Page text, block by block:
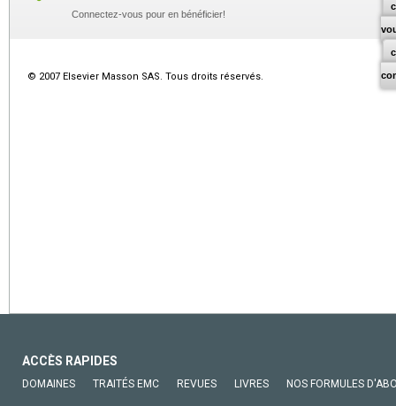
Connectez-vous pour en bénéficier!
© 2007 Elsevier Masson SAS. Tous droits réservés.
ACCÈS RAPIDES
DOMAINES TRAITÉS EMC REVUES LIVRES NOS FORMULES